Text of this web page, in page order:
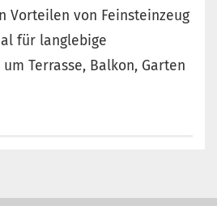
Vorteilen von Feinsteinzeug
für langlebige
Terrasse, Balkon, Garten